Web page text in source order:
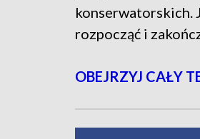
konserwatorskich.
rozpocząć i
OBEJRZYJ CAŁY